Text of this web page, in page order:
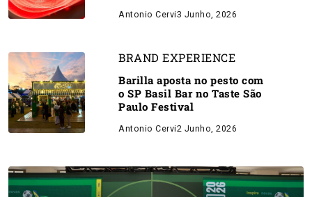
Antonio Cervi3 Junho, 2026
BRAND EXPERIENCE
Barilla aposta no pesto com
o SP Basil Bar no Taste São
Paulo Festival
Antonio Cervi2 Junho, 2026